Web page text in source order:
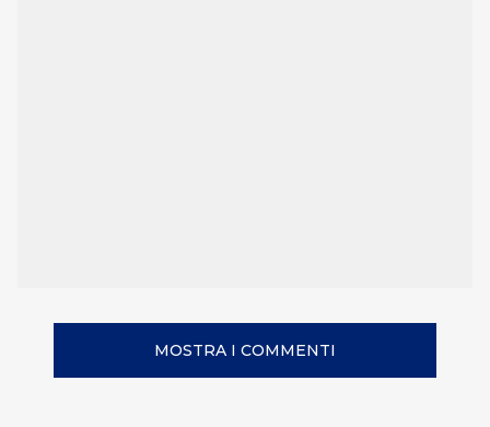
MOSTRA I COMMENTI